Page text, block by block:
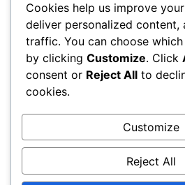
Cookies help us improve
deliver personalized content,
traffic. You can choose
by clicking Customize. Click
consent or Reject All to
cookies.
Customize
Reject All